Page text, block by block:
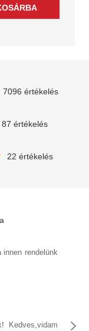
7096 értékelés
87 értékelés
22 értékelés
rendelünk
Kedves,vidam